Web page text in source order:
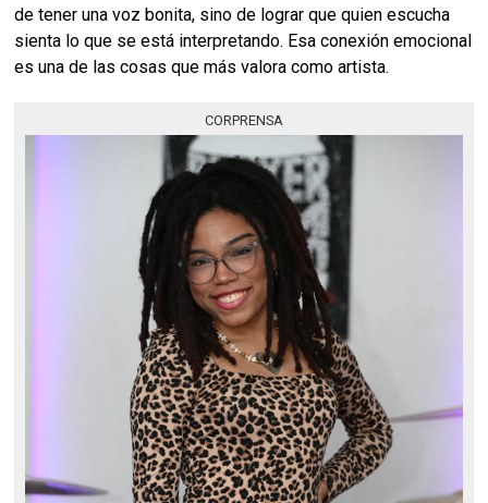
de tener una voz bonita, sino de lograr que quien escucha
sienta lo que se está interpretando. Esa conexión emocional
es una de las cosas que más valora como artista.
CORPRENSA